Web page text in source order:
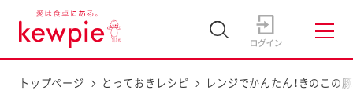
トップページ とっておきレシピ レンジでかんたん！きのこの